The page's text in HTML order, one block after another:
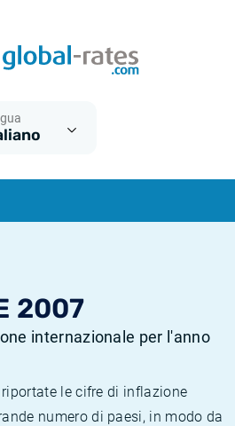
2007
internazionale per l'anno
le cifre di inflazione
numero di paesi, in modo da